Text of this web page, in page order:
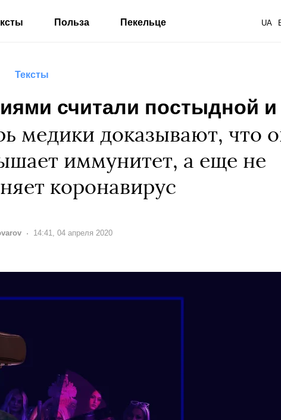
UA
Польза Пекельце
Тексты
считали постыдной и
медики доказывают, что
иммунитет, а еще не
коронавирус
Дата:
14:41, 04 апреля 2020